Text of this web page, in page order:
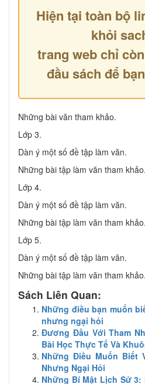
Hiện tại toàn bộ
khỏi
trang web chỉ
đầu sách để
Những bài văn tham khảo.
Lớp 3.
Dàn ý một số đề tập làm văn.
Những bài tập làm văn tham khảo.
Lớp 4.
Dàn ý một số đề tập làm văn.
Những bài tập làm văn tham khảo.
Lớp 5.
Dàn ý một số đề tập làm văn.
Những bài tập làm văn tham khảo.
Sách Liên Quan:
Những điều bạn muốn
nhưng ngại hỏi
Đương Đầu Với Tham
Bài Học Thực Tế Và
Những Điều Muốn Biết
Nhưng Ngại Hỏi
Những Bí Mật Lịch Sử